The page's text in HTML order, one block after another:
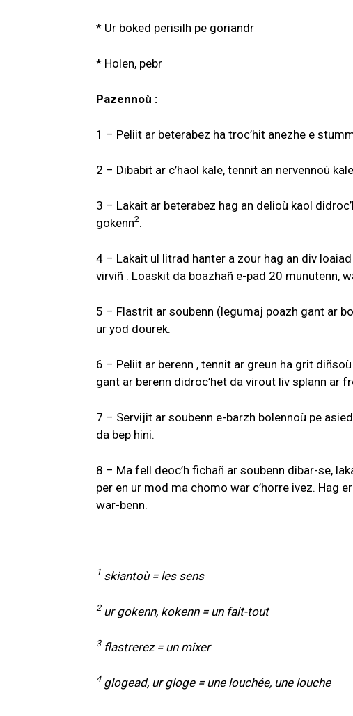
* Ur boked perisilh pe goriandr
* Holen, pebr
Pazennoù :
1 – Peliit ar beterabez ha troc’hit anezhe e
2 – Dibabit ar c’haol kale, tennit an nervennoù
3 – Lakait ar beterabez hag an delioù kaol
gokenn2.
4 – Lakait ul litrad hanter a zour hag an div
virviñ . Loaskit da boazhañ e-pad 20 munutenn,
5 – Flastrit ar soubenn (legumaj poazh gant ar
ur yod dourek.
6 – Peliit ar berenn , tennit ar greun ha grit
gant ar berenn didroc’het da virout liv splann ar
7 – Servijit ar soubenn e-barzh bolennoù pe
da bep hini.
8 – Ma fell deoc’h fichañ ar soubenn dibar-se,
per en ur mod ma chomo war c’horre ivez. Hag
war-benn.
1 skiantoù = les sens
2ur gokenn, kokenn = un fait-tout
3flastrerez = un mixer
4glogead, ur gloge = une louchée, une louche